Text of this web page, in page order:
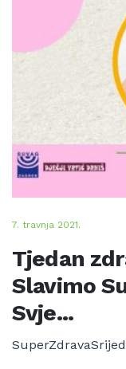
7. travnja 2021.
Tjedan
Slavimo
Svje...